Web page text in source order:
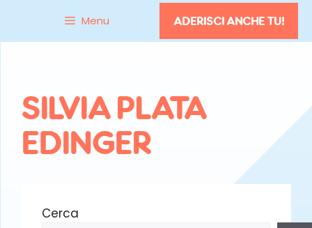
contenuto
Menu ADERISCI ANCHE TU!
SILVIA PLATA
EDINGER
Cerca